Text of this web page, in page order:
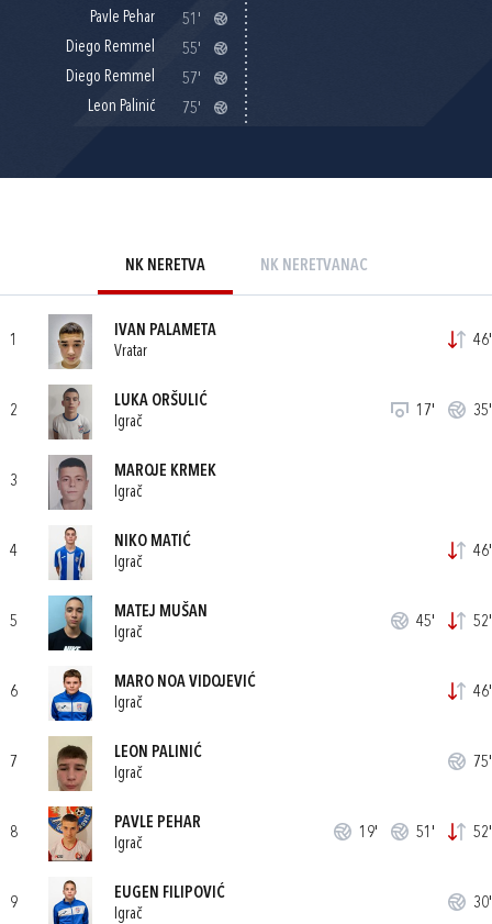
Pavle Pehar
51'
Diego Remmel
55'
Diego Remmel
57'
Leon Palinić
75'
NK NERETVA NK NERETVANAC
1
IVAN PALAMETA
Vratar
46'
2
LUKA ORŠULIĆ
Igrač
17' 35'
3
MAROJE KRMEK
Igrač
4
NIKO MATIĆ
Igrač
46'
5
MATEJ MUŠAN
Igrač
45' 52'
6
MARO NOA VIDOJEVIĆ
Igrač
46'
7
LEON PALINIĆ
Igrač
75'
8
PAVLE PEHAR
Igrač
19' 51' 52'
9
EUGEN FILIPOVIĆ
Igrač
30'